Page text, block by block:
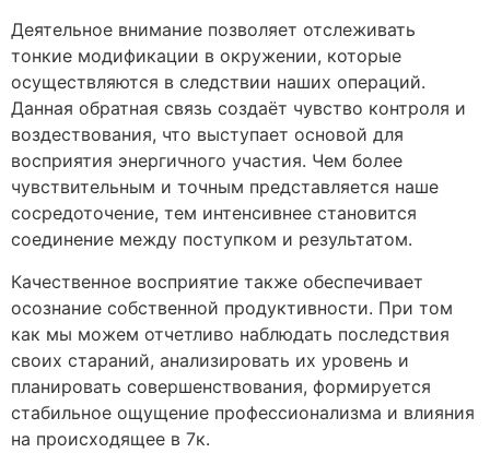
Деятельное внимание позволяет отслеживать
тонкие модификации в окружении, которые
осуществляются в следствии наших операций.
Данная обратная связь создаёт чувство контроля и
воздествования, что выступает основой для
восприятия энергичного участия. Чем более
чувствительным и точным представляется наше
сосредоточение, тем интенсивнее становится
соединение между поступком и результатом.
Качественное восприятие также обеспечивает
осознание собственной продуктивности. При том
как мы можем отчетливо наблюдать последствия
своих стараний, анализировать их уровень и
планировать совершенствования, формируется
стабильное ощущение профессионализма и влияния
на происходящее в 7к.